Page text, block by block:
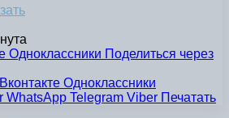
Одноклассники Поделиться через
Вконтакте Одноклассники
WhatsApp Telegram Viber Печатать